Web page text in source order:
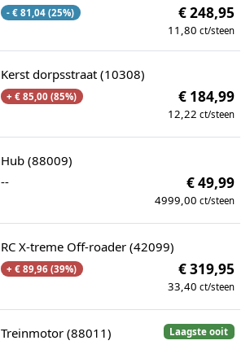
- € 81,04 (25%) € 248,95
11,80 ct/steen
Kerst dorpsstraat (10308)
+ € 85,00 (85%) € 184,99
12,22 ct/steen
Hub (88009)
--
€ 49,99
4999,00 ct/steen
RC X-treme Off-roader (42099)
+ € 89,96 (39%) € 319,95
33,40 ct/steen
Laagste ooit
Treinmotor (88011)